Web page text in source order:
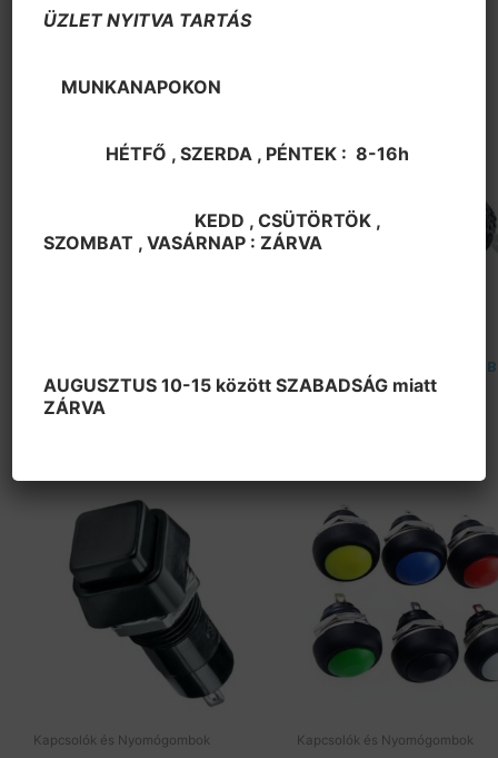
33B
260 Ft
250VAC/1A,fekete,PBS-11B
180Ft
Kapcsolók és Nyomógombok Kapcsolók és Nyomógombok
ÜZLET NYITVA TARTÁS
MUNKANAPOKON
HÉTFŐ , SZERDA , PÉNTEK : 8-16h
KEDD , CSÜTÖRTÖK ,
SZOMBAT , VASÁRNAP : ZÁRVA
AUGUSZTUS 10-15 között SZABADSÁG miatt
ZÁRVA